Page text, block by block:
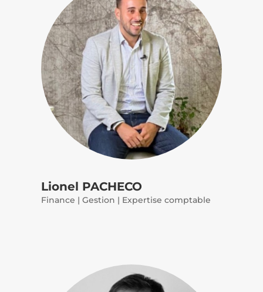
Lionel PACHECO
Finance | Gestion | Expertise comptable